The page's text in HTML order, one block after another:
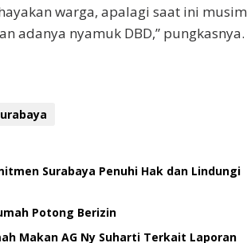
warga, apalagi saat ini musim
adanya nyamuk DBD,” pungkasnya.
Surabaya Penuhi Hak dan Lindungi
Potong Berizin
Makan AG Ny Suharti Terkait Laporan